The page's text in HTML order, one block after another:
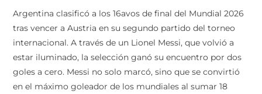
Argentina clasificó a los 16avos de final del Mundial 2026
tras vencer a Austria en su segundo partido del torneo
internacional. A través de un Lionel Messi, que volvió a
estar iluminado, la selección ganó su encuentro por dos
goles a cero. Messi no solo marcó, sino que se convirtió
en el máximo goleador de los mundiales al sumar 18